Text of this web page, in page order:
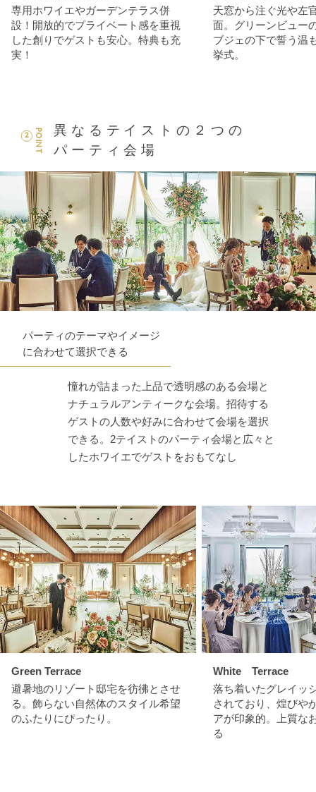
専用ホワイエやガーデンテラス併
設！開放的でプライベート感を重視
した創りでゲストも安心。特典も充
実！
天窓から注ぐ光や左
面。グリーンビュー
ブジェの下で誓う温
挙式。
POINT
2
異なるテイストの２つの
パーティ会場
パーティのテーマやイメージ
に合わせて選択できる
憧れが詰まった上品で透明感のある会場と
ナチュラルアンティークな会場。招待する
ゲストの人数や好みに合わせて会場を選択
できる。2テイストのパーティ会場と広々と
したホワイエでゲストをおもてなし
Green Terrace
避暑地のリゾート邸宅を彷彿とさせ
る。飾らない自然体のスタイル希望
のふたりにぴったり。
White Terrace
落ち着いたグレイッ
されており、煌びや
アが印象的。上質な
る